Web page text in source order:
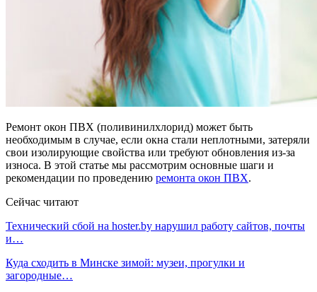
Ремонт окон ПВХ (поливинилхлорид) может быть
необходимым в случае, если окна стали неплотными, затеряли
свои изолирующие свойства или требуют обновления из-за
износа. В этой статье мы рассмотрим основные шаги и
рекомендации по проведению ремонта окон ПВХ.
Сейчас читают
Технический сбой на hoster.by нарушил работу сайтов, почты
и…
Куда сходить в Минске зимой: музеи, прогулки и
загородные…